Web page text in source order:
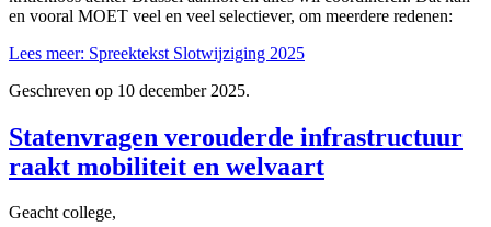
en vooral MOET veel en veel selectiever, om meerdere redenen:
Lees meer: Spreektekst Slotwijziging 2025
Geschreven op 10 december 2025.
Statenvragen verouderde infrastructuur
raakt mobiliteit en welvaart
Geacht college,